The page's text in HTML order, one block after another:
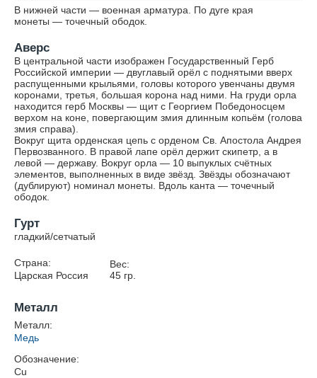
В нижней части — военная арматура. По дуге края
монеты — точечный ободок.
Аверс
В центральной части изображен Государственный Герб
Российской империи — двуглавый орёл с поднятыми вверх
распущенными крыльями, головы которого увенчаны двумя
коронами, третья, большая корона над ними. На груди орла
находится герб Москвы — щит с Георгием Победоносцем
верхом на коне, повергающим змия длинным копьём (голова
змия справа).
Вокруг щита орденская цепь с орденом Св. Апостола Андрея
Первозванного. В правой лапе орёл держит скипетр, а в
левой — державу. Вокруг орла — 10 выпуклых счётных
элементов, выполненных в виде звёзд. Звёзды обозначают
(дублируют) номинал монеты. Вдоль канта — точечный
ободок.
Гурт
гладкий/сетчатый
Страна:
Царская Россия
Вес:
45гр.
Металл
Металл:
Медь
Обозначение:
Cu